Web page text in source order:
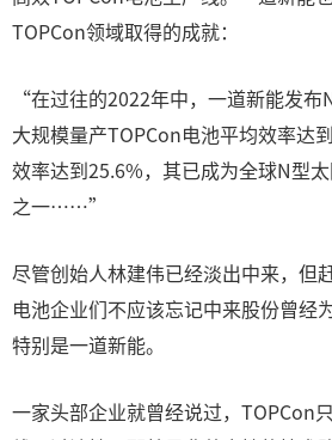
TOPCon领域取得的成就：
“在过往的2022年中，一道新能发布
大规模量产TOPCon电池平均效率达
效率达到25.6%，其已成为全球N型
之一……”
尽管创始人林建伟已经淡出中来，但
电池企业们不应该忘记中来股份曾经
特别是一道新能。
一家头部企业就曾经说过，TOPCon